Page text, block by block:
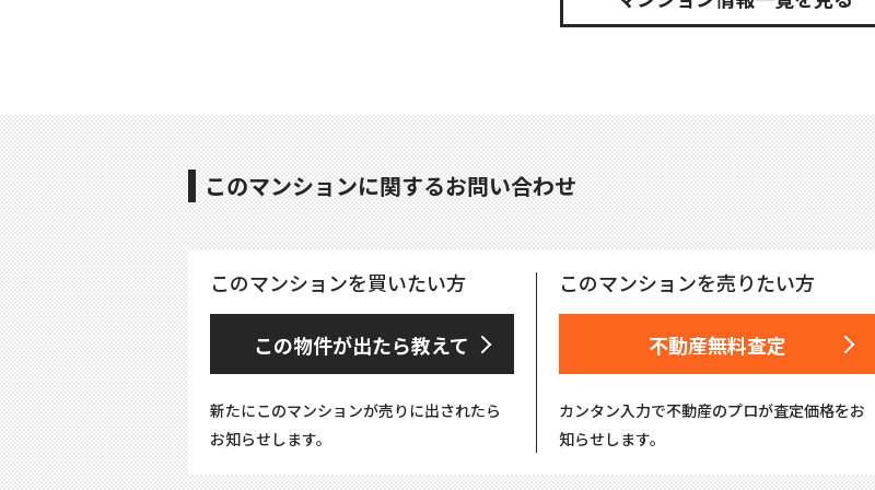
このマンションに関するお問い合わせ
このマンションを買いたい方
この物件が出たら教えて
新たにこのマンションが売りに出されたら
お知らせします。
このマンションを売りたい方
不動産無料査定
カンタン入力で不動産のプロが査定価格をお
知らせします。